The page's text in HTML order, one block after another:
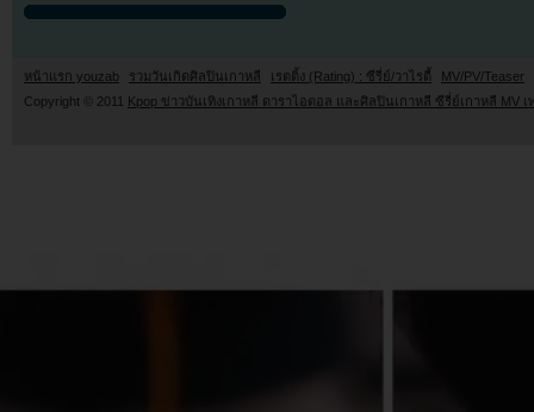
หน้าแรก youzab รวมวันเกิดศิลปินเกาหลี เรตติ้ง (Rating) : ซีรี่ย์/วาไรตี้
MV/PV/Teaser
Copyright © 2011 Kpop ข่าวบันเทิงเกาหลี ดาราไอดอล และศิลปินเกาหลี ซีรี่ย์เกาหลี MV